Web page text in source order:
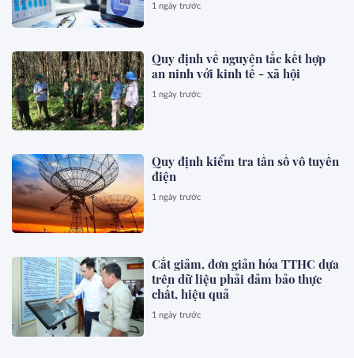
1 ngày trước
Quy định về nguyên tắc kết hợp
an ninh với kinh tế - xã hội
1 ngày trước
Quy định kiểm tra tần số vô tuyến
điện
1 ngày trước
Cắt giảm, đơn giản hóa TTHC dựa
trên dữ liệu phải đảm bảo thực
chất, hiệu quả
1 ngày trước